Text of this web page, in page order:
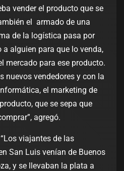
vender el producto que se
el armado de una
de la logística pasa por
alguien para que lo venda,
mercado para ese producto.
nuevos vendedores y con la
el marketing de
que se sepa que
agregó.
viajantes de las
San Luis venían de Buenos
y se llevaban la plata a